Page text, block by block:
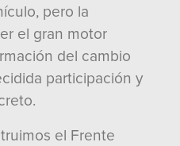
pero la
el gran motor
del cambio
participación y
el Frente